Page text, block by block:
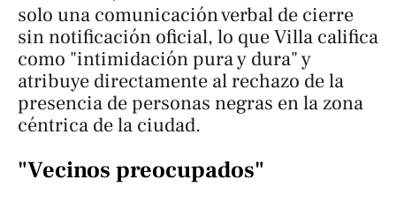
solo una comunicación verbal de cierre
sin notificación oficial, lo que Villa califica
como "intimidación pura y dura" y
atribuye directamente al rechazo de la
presencia de personas negras en la zona
céntrica de la ciudad.
"Vecinos preocupados"